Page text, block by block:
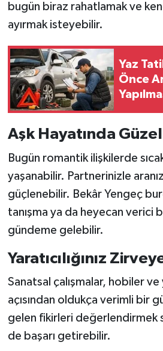
bugün biraz rahatlamak ve
ayırmak isteyebilir.
Yaz
Önce
Aşk Hayatında
Bugün romantik ilişkilerde
yaşanabilir. Partnerinizle
güçlenebilir. Bekâr Yengeç
tanışma ya da heyecan verici
gündeme gelebilir.
Yaratıcılığınız
Sanatsal çalışmalar, hobiler ve
açısından oldukça verimli bir
gelen fikirleri değerlendirmek
de başarı getirebilir.